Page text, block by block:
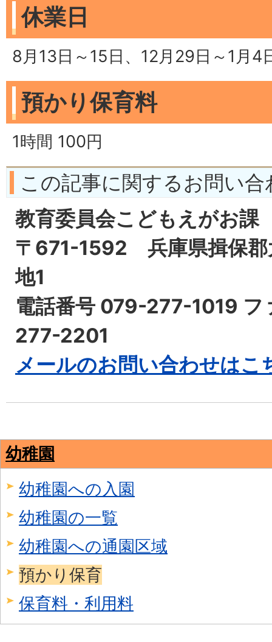
休業日
8月13日～15日、12月29日～1月4
預かり保育料
1時間 100円
この記事に関するお問い合
教育委員会こどもえがお課
〒671-1592 兵庫県揖保郡
地1
電話番号 079-277-1019
277-2201
メールのお問い合わせはこ
幼稚園
幼稚園への入園
幼稚園の一覧
幼稚園への通園区域
預かり保育
保育料・利用料